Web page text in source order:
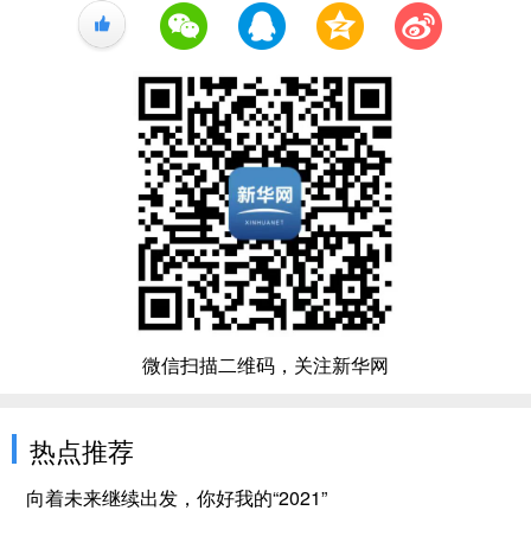
+1
微信扫描二维码，关注新华网
热点推荐
向着未来继续出发，你好我的“2021”